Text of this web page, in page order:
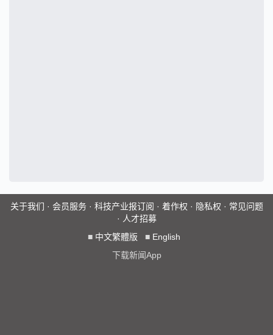
关于我们 · 会员服务· 科技产业报订阅 · 着作权 · 隐私权 · 常见问题
· 人才招募
■ 中文繁體版 ■ English
下载新闻App